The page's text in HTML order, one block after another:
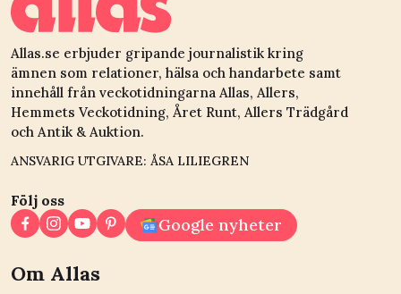
Allas.se erbjuder gripande journalistik kring
ämnen som relationer, hälsa och handarbete samt
innehåll från veckotidningarna Allas, Allers,
Hemmets Veckotidning, Året Runt, Allers Trädgård
och Antik & Auktion.
ANSVARIG UTGIVARE: ÅSA LILIEGREN
Följ oss
Google nyheter
Om Allas